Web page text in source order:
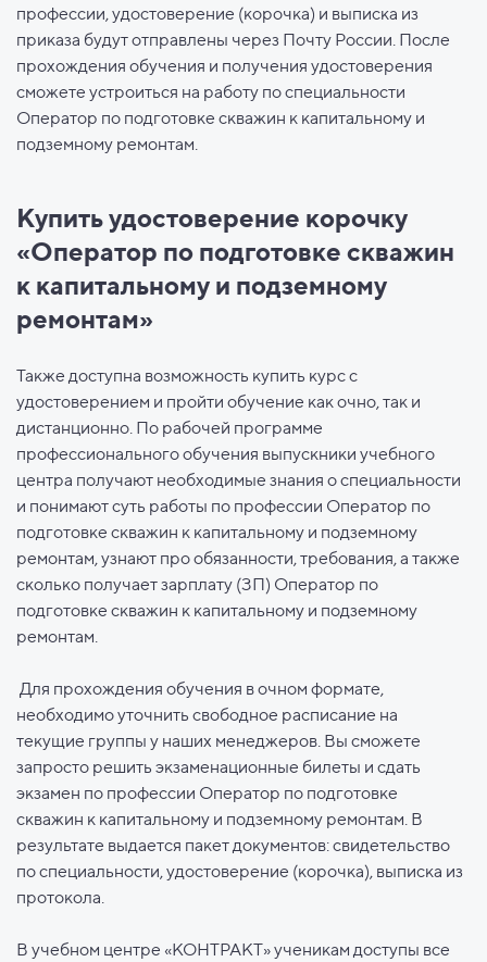
профессии, удостоверение (корочка) и выписка из
приказа будут отправлены через Почту России. После
прохождения обучения и получения удостоверения
сможете устроиться на работу по специальности
Оператор по подготовке скважин к капитальному и
подземному ремонтам.
Купить удостоверение корочку
«Оператор по подготовке скважин
к капитальному и подземному
ремонтам»
Также доступна возможность купить курс с
удостоверением и пройти обучение как очно, так и
дистанционно. По рабочей программе
профессионального обучения выпускники учебного
центра получают необходимые знания о специальности
и понимают суть работы по профессии Оператор по
подготовке скважин к капитальному и подземному
ремонтам, узнают про обязанности, требования, а также
сколько получает зарплату (ЗП) Оператор по
подготовке скважин к капитальному и подземному
ремонтам.
Для прохождения обучения в очном формате,
необходимо уточнить свободное расписание на
текущие группы у наших менеджеров. Вы сможете
запросто решить экзаменационные билеты и сдать
экзамен по профессии Оператор по подготовке
скважин к капитальному и подземному ремонтам. В
результате выдается пакет документов: свидетельство
по специальности, удостоверение (корочка), выписка из
протокола.
В учебном центре «КОНТРАКТ» ученикам доступы все